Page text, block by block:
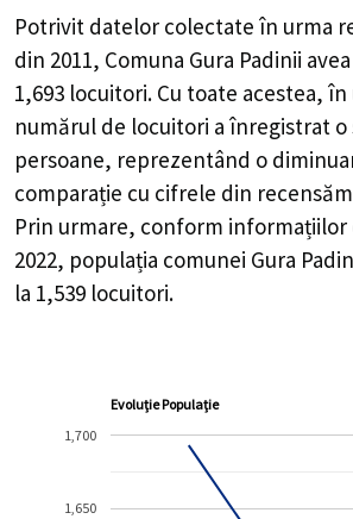
Potrivit datelor colectate în urma
din 2011, Comuna Gura Padinii
1,693 locuitori. Cu toate acestea,
numărul de locuitori a înregistrat o
persoane, reprezentând o
comparație cu cifrele din
Prin urmare, conform
2022, populația comunei Gura
la 1,539 locuitori.
Evoluție Populație
1,650
1,700